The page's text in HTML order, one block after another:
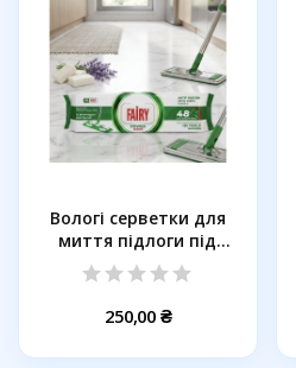
Вологі серветки для
миття підлоги під
швабру...
250,00 ₴